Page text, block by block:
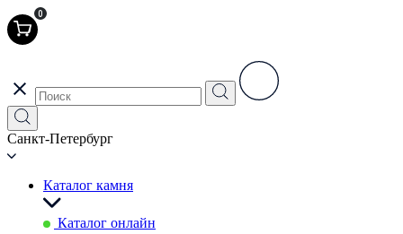
0
Санкт-Петербург
Каталог камня
Каталог онлайн